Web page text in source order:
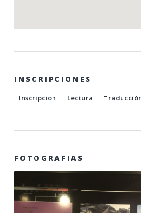
INSCRIPCIONES
Inscripcion Lectura Traducción
FOTOGRAFÍAS